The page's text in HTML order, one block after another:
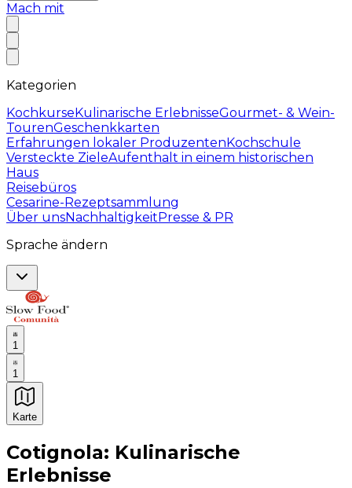
Mach mit
Kategorien
KochkurseKulinarische ErlebnisseGourmet- & Wein-
TourenGeschenkkarten
Erfahrungen lokaler ProduzentenKochschule
Versteckte ZieleAufenthalt in einem historischen
Haus
Reisebüros
Cesarine-Rezeptsammlung
Über unsNachhaltigkeitPresse & PR
Sprache ändern
1
1
Karte
Unvergessliche kulinarische Erlebnisse:
Cotignola: Kulinarische
Erlebnisse